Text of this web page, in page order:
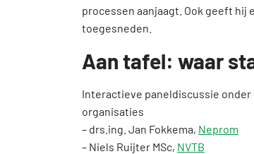
processen aanjaagt. Ook geeft hij
toegesneden.
Aan tafel: waar
Interactieve paneldiscussie
organisaties
– drs.ing. Jan Fokkema, Neprom
– Niels Ruijter MSc, NVTB